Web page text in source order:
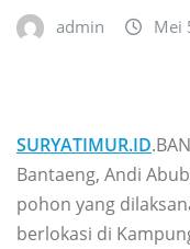
admin Mei
SURYATIMUR.ID
Bantaeng, Andi
pohon yang
berlokasi di